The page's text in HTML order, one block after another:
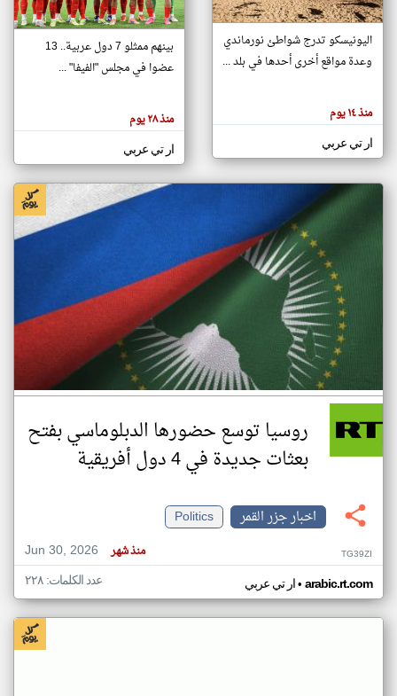
تغيير الدولة
اخبار جزر القمر على مدار الساعة
أهم اخبار جزر القمر العاجلة والمباشرة
هنا عن
وجهة
كاتبيها.
اليونيسكو تدرج شواطئ نورماندي
وعدة مواقع أخرى أحدها في بلد ...
منذ ١٤ يوم
ار تي عربي
بينهم ممثلو 7 دول عربية.. 13
عضوا في مجلس "الفيفا" ...
منذ ٢٨ يوم
ار تي عربي
روسيا توسع حضورها الدبلوماسي بفتح
بعثات جديدة في 4 دول أفريقية
اخبار جزر القمر
Politics
Jun 30, 2026
منذ شهر TG39ZI
ار تي عربي• arabic.rt.com عدد الكلمات: ٢٢٨
klyoum.com